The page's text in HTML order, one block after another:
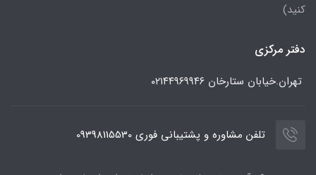
کنید)
دفتر مرکزی
تهران.خیابان ستارخان ۰۲۱۴۴۹۶۹۹۴۶
تلفن مشاوره و پشتیبانی فوری 09398115530